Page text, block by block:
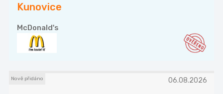
Kunovice
McDonald's
Nově přidáno 06.08.2026